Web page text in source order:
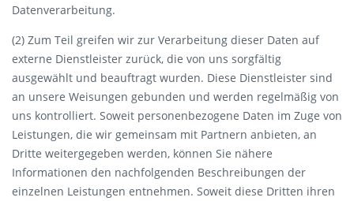
Datenverarbeitung.
(2) Zum Teil greifen wir zur Verarbeitung dieser Daten auf
externe Dienstleister zurück, die von uns sorgfältig
ausgewählt und beauftragt wurden. Diese Dienstleister sind
an unsere Weisungen gebunden und werden regelmäßig von
uns kontrolliert. Soweit personenbezogene Daten im Zuge von
Leistungen, die wir gemeinsam mit Partnern anbieten, an
Dritte weitergegeben werden, können Sie nähere
Informationen den nachfolgenden Beschreibungen der
einzelnen Leistungen entnehmen. Soweit diese Dritten ihren